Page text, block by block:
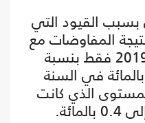
بسبب القيود التي
المفاوضات مع
أوبيك، فتوسع في عام 2019 فقط بنسبة
0.3 بالمائة مقارنة بـ 2.4 بالمائة في السنة
الذي كانت